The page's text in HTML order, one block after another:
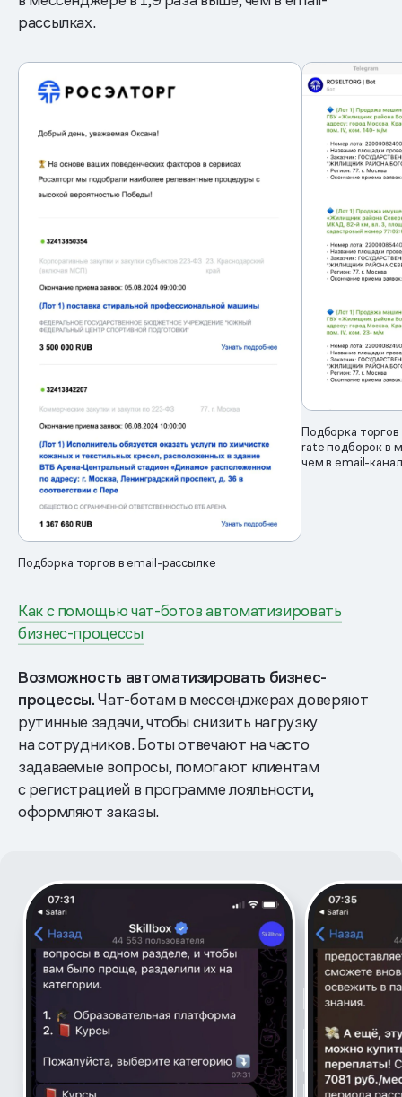
рассылках.
Подборка торгов в email-рассылке
Подборка
rate подборок в
чем в email-
Как с помощью чат-ботов автоматизировать
бизнес-процессы
Возможность автоматизировать бизнес-
процессы.Чат-ботам в мессенджерах доверяют
рутинные задачи, чтобы снизить нагрузку
на сотрудников. Боты отвечают на часто
задаваемые вопросы, помогают клиентам
с регистрацией в программе лояльности,
оформляют заказы.